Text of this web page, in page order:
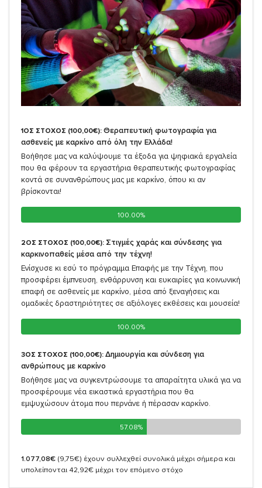
1ΟΣ ΣΤΟΧΟΣ (100,00€): Θεραπευτική φωτογραφία για
ασθενείς με καρκίνο από όλη την Ελλάδα!
Βοήθησε μας να καλύψουμε τα έξοδα για ψηφιακά εργαλεία
που θα φέρουν τα εργαστήρια θεραπευτικής φωτογραφίας
κοντά σε συνανθρώπους μας με καρκίνο, όπου κι αν
βρίσκονται!
100.00%
100.00%
2ΟΣ ΣΤΟΧΟΣ (100,00€): Στιγμές χαράς και σύνδεσης για
καρκινοπαθείς μέσα από την τέχνη!
Ενίσχυσε κι εσύ το πρόγραμμα Επαφής με την Τέχνη, που
προσφέρει έμπνευση, ενθάρρυνση και ευκαιρίες για κοινωνική
επαφή σε ασθενείς με καρκίνο, μέσα από ξεναγήσεις και
ομαδικές δραστηριότητες σε αξιόλογες εκθέσεις και μουσεία!
100.00%
100.00%
3ΟΣ ΣΤΟΧΟΣ (100,00€): Δημιουργία και σύνδεση για
ανθρώπους με καρκίνο
Βοήθησε μας να συγκεντρώσουμε τα απαραίτητα υλικά για να
προσφέρουμε νέα εικαστικά εργαστήρια που θα
εμψυχώσουν άτομα που περνάνε ή πέρασαν καρκίνο.
57.08%
57.08%
1.077,08€ (9,75€) έχουν συλλεχθεί συνολικά μέχρι σήμερα και
υπολείπονται 42,92€ μέχρι τον επόμενο στόχο